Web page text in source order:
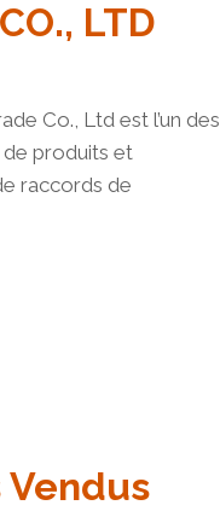
LTD
Co., Ltd est l’un des
de produits et
raccords de